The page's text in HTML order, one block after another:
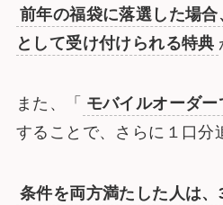
前年の福袋に落選した場
として受け付けられる特典
また、「 モバイルオーダ
することで、さらに１口分
条件を両方満たした人は